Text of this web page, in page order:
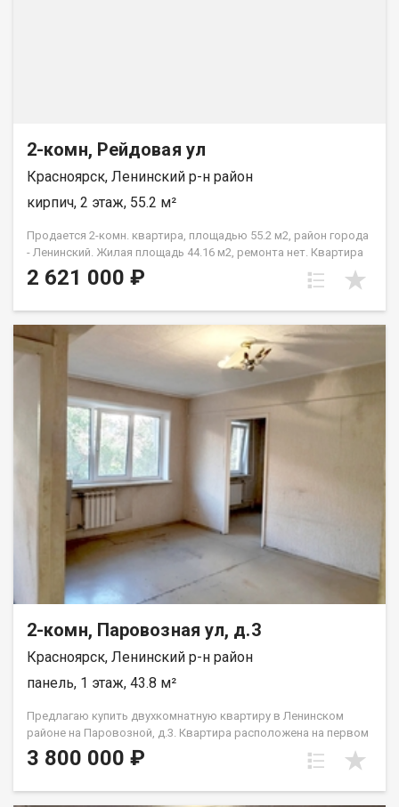
2-комн, Рейдовая ул
Красноярск, Ленинский р-н район
кирпич, 2 этаж, 55.2 м²
Продается 2-комн. квартира, площадью 55.2 м2, район города
- Ленинский. Жилая площадь 44.16 м2, ремонта нет. Квартира
располагается на 2 этаже 3-этажного кирпичного дома 1984
года постройки. Отдел продаж
2 621 000 ₽
2-комн, Паровозная ул, д.3
Красноярск, Ленинский р-н район
панель, 1 этаж, 43.8 м²
Предлагаю купить двухкомнатную квартиру в Ленинском
районе на Паровозной, д.3. Квартира расположена на первом
этаже пятиэтажного панельного дома. Дом находится в тихом,
спокойном и очень зеленом районе, окна выходят во двор,
3 800 000 ₽